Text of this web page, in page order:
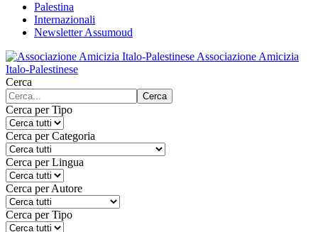
Palestina
Internazionali
Newsletter Assumoud
Associazione Amicizia
Italo-Palestinese
Cerca
Cerca
Cerca per Tipo
Cerca per Categoria
Cerca per Lingua
Cerca per Autore
Cerca per Tipo